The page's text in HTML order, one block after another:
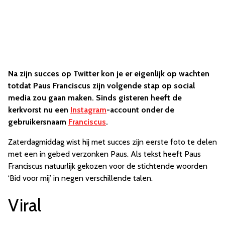
Na zijn succes op Twitter kon je er eigenlijk op wachten
totdat Paus Franciscus zijn volgende stap op social
media zou gaan maken. Sinds gisteren heeft de
kerkvorst nu een Instagram-account onder de
gebruikersnaam Franciscus.
Zaterdagmiddag wist hij met succes zijn eerste foto te delen
met een in gebed verzonken Paus. Als tekst heeft Paus
Franciscus natuurlijk gekozen voor de stichtende woorden
‘Bid voor mij’ in negen verschillende talen.
Viral